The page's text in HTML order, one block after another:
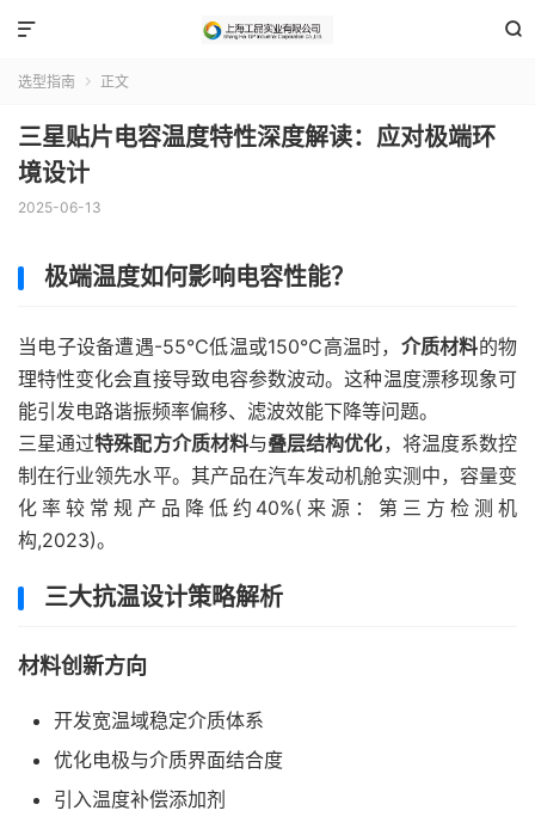


选型指南  正文
三星贴片电容温度特性深度解读：应对极端环
境设计
2025-06-13
极端温度如何影响电容性能？
当电子设备遭遇-55℃低温或150℃高温时， 介质材料的物
理特性变化会直接导致电容参数波动。这种温度漂移现象可
能引发电路谐振频率偏移、滤波效能下降等问题。
三星通过特殊配方介质材料与叠层结构优化，将温度系数控
制在行业领先水平。其产品在汽车发动机舱实测中，容量变
化率较常规产品降低约40%(来源：第三方检测机
构,2023)。
三大抗温设计策略解析
材料创新方向
开发宽温域稳定介质体系
优化电极与介质界面结合度
引入温度补偿添加剂